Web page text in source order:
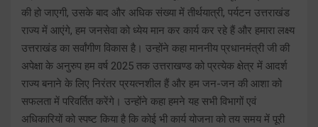
की हो जाएगी, उसके बाद और अधिक संख्या में तीर्थयात्री, पर्यटन उत्तराखंड
राज्य में आएंगे, हम जनसेवा को ध्येय मान कर कार्य कर रहे हैं और हमारा लक्ष्य
उत्तराखंड का सर्वांगीण विकास है। उन्होंने कहा माननीय प्रधानमंत्री जी की
अपेक्षा के अनुरुप हम वर्ष 2025 तक उत्तराखण्ड को प्रत्येक क्षेत्र में आदर्श
राज्य बनाने के लिए निरंतर प्रयत्नशील हैं और हम जन-जन की आशा को
सफलता में परिवर्तित करेंगे। उन्होंने कहा हमने यह सभी विभागों एवं
अधिकारियों को स्पष्ट किया है कि कोई भी कार्य योजना को तय समय में पूरी